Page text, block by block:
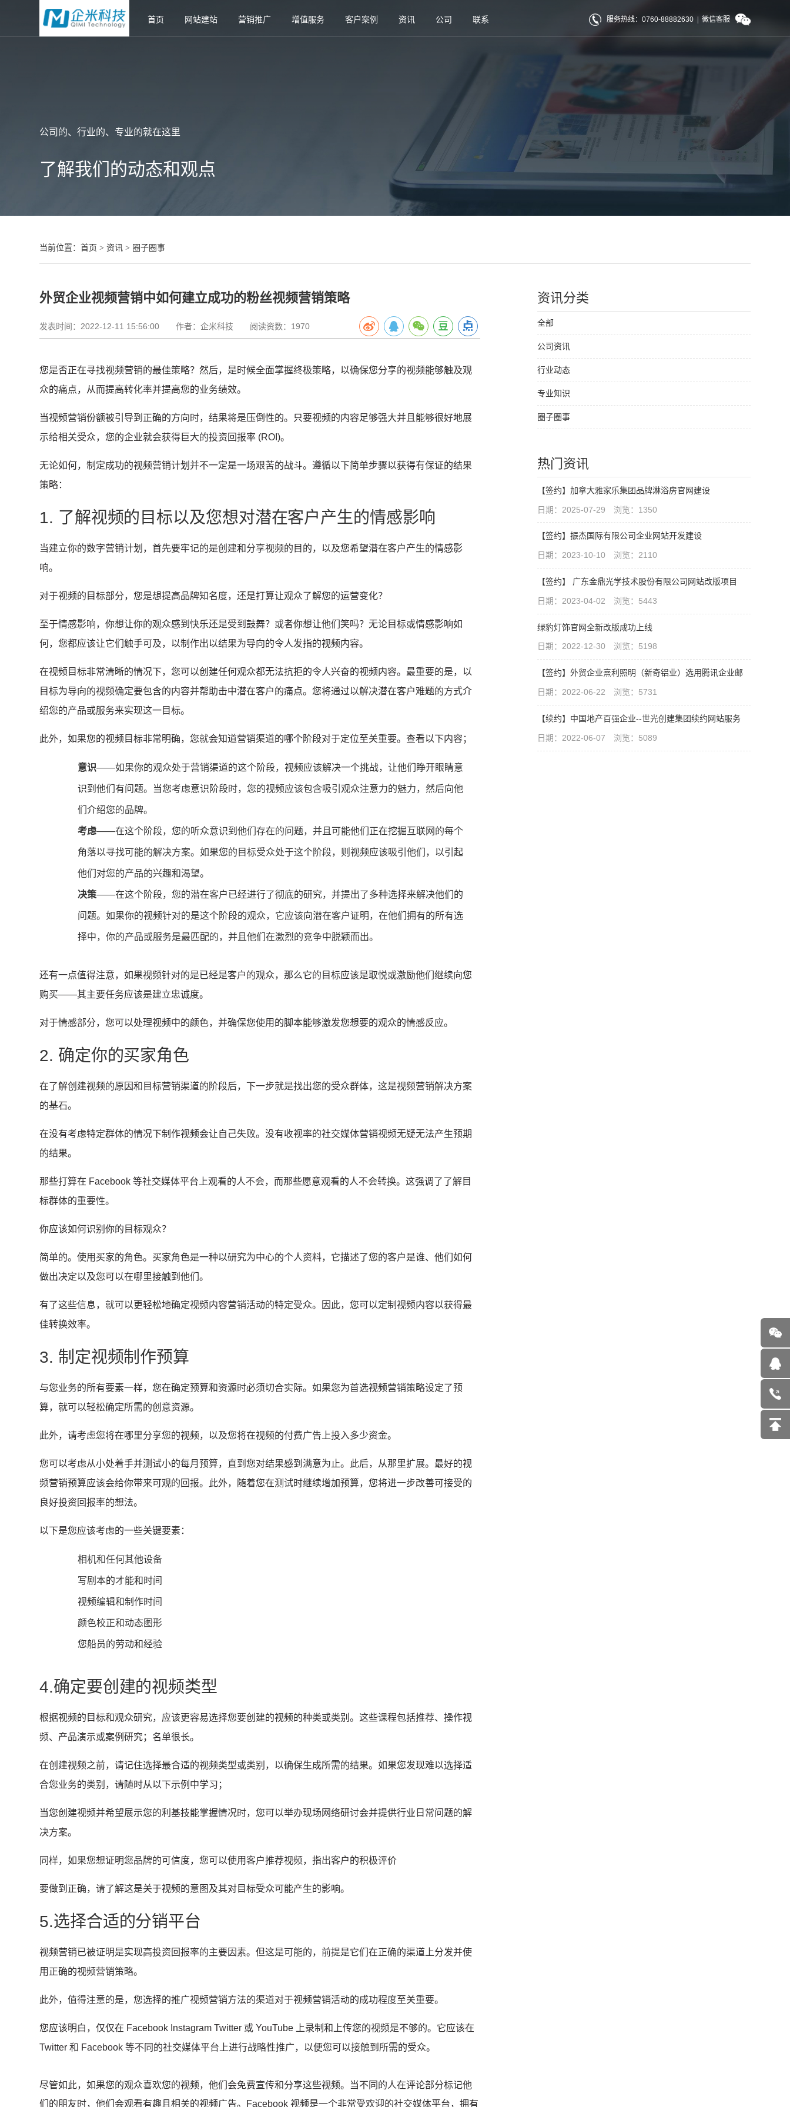
首页 网站建站 营销推广 增值服务 客户案例 资讯 公司 联系 服务热线：0760-88882630 微信客服
公司的、行业的、专业的就在这里
了解我们的动态和观点
当前位置：首页 资讯 圈子圈事
外贸企业视频营销中如何建立成功的粉丝视频营销策略
发表时间：2022-12-11 15:56:00作者：企米科技 阅读资数：1970
您是否正在寻找视频营销的最佳策略？然后，是时候全面掌握终极策略，以确保您分享的视频能够触及观
众的痛点，从而提高转化率并提高您的业务绩效。
当视频营销份额被引导到正确的方向时，结果将是压倒性的。
只要视频的内容足够强大并且能够很好地展
示给相关受众，您的企业就会获得巨大的投资回报率 (ROI)。
无论如何，制定成功的视频营销计划并不一定是一场艰苦的战斗。遵循以下简单步骤以获得有保证的结果
策略：
1. 了解视频的目标以及您想对潜在客户产生的情感影响
当建立你的数字营销计划，首先要牢记的是创建和分享视频的目的，以及您希望潜在客户产生的情感影
响。
对于视频的目标部分，您是想提高品牌知名度，还是打算让观众了解您的运营变化？
至于情感影响，你想让你的观众感到快乐还是受到鼓舞？ 或者你想让他们笑吗？无论目标或情感影响如
何，您都应该让它们触手可及，以制作出以结果为导向的令人发指的视频内容。
在视频目标非常清晰的情况下，您可以创建任何观众都无法抗拒的令人兴奋的视频内容。最重要的是，以
目标为导向的视频确定要包含的内容并帮助击中潜在客户的痛点。您将通过以解决潜在客户难题的方式介
绍您的产品或服务来实现这一目标。
此外，如果您的视频目标非常明确，您就会知道营销渠道的哪个阶段对于定位至关重要。查看以下内容；
意识——如果你的观众处于营销渠道的这个阶段，视频应该解决一个挑战，让他们睁开眼睛意
识到他们有问题。当您考虑意识阶段时，您的视频应该包含吸引观众注意力的魅力，然后向他
们介绍您的品牌。
考虑——在这个阶段，您的听众意识到他们存在的问题，并且可能他们正在挖掘互联网的每个
角落以寻找可能的解决方案。如果您的目标受众处于这个阶段，则视频应该吸引他们，以引起
他们对您的产品的兴趣和渴望。
决策——在这个阶段，您的潜在客户已经进行了彻底的研究，并提出了多种选择来解决他们的
问题。如果你的视频针对的是这个阶段的观众，它应该向潜在客户证明，在他们拥有的所有选
择中，你的产品或服务是最匹配的，并且他们在激烈的竞争中脱颖而出。
还有一点值得注意，如果视频针对的是已经是客户的观众，那么它的目标应该是取悦或激励他们继续向您
购买——其主要任务应该是建立忠诚度。
对于情感部分，您可以处理视频中的颜色，并确保您使用的脚本能够激发您想要的观众的情感反应。
2. 确定你的买家角色
在了解创建视频的原因和目标营销渠道的阶段后，下一步就是找出您的受众群体，这是视频营销解决方案
的基石。
在没有考虑特定群体的情况下制作视频会让自己失败。没有收视率的社交媒体营销视频无疑无法产生预期
的结果。
那些打算在 Facebook 等社交媒体平台上观看的人不会，而那些愿意观看的人不会转换。这强调了了解目
标群体的重要性。
你应该如何识别你的目标观众？
简单的。使用买家的角色。 买家角色是一种以研究为中心的个人资料，它描述了您的客户是谁、他们如何
做出决定以及您可以在哪里接触到他们。
有了这些信息，就可以更轻松地确定视频内容营销活动的特定受众。
因此，您可以定制视频内容以获得最
佳转换效率。
3. 制定视频制作预算
与您业务的所有要素一样，您在确定预算和资源时必须切合实际。如果您为首选视频营销策略设定了预
算，就可以轻松确定所需的创意资源。
此外，请考虑您将在哪里分享您的视频，以及您将在视频的付费广告上投入多少资金。
您可以考虑从小处着手并测试小的每月预算，直到您对结果感到满意为止。 此后，从那里扩展。最好的视
频营销预算应该会给你带来可观的回报。
此外，随着您在测试时继续增加预算，您将进一步改善可接受的
良好投资回报率的想法。
以下是您应该考虑的一些关键要素：
相机和任何其他设备
写剧本的才能和时间
视频编辑和制作时间
颜色校正和动态图形
您船员的劳动和经验
4.确定要创建的视频类型
根据视频的目标和观众研究，应该更容易选择您要创建的视频的种类或类别。这些课程包括推荐、操作视
频、产品演示或案例研究； 名单很长。
在创建视频之前，请记住选择最合适的视频类型或类别，以确保生成所需的结果。如果您发现难以选择适
合您业务的类别，请随时从以下示例中学习；
当您创建视频并希望展示您的利基技能掌握情况时，您可以举办现场网络研讨会并提供行业日常问题的解
决方案。
同样，如果您想证明您品牌的可信度，您可以使用客户推荐视频，指出客户的积极评价
要做到正确，请了解这是关于视频的意图及其对目标受众可能产生的影响。
5.选择合适的分销平台
视频营销已被证明是实现高投资回报率的主要因素。但这是可能的，前提是它们在正确的渠道上分发并使
用正确的视频营销策略。
此外，值得注意的是，您选择的推广视频营销方法的渠道对于视频营销活动的成功程度至关重要。
您应该明白，仅仅在 Facebook Instagram Twitter 或 YouTube 上录制和上传您的视频是不够的。 它应该在
Twitter 和 Facebook 等不同的社交媒体平台上进行战略性推广，以便您可以接触到所需的受众。
尽管如此，如果您的观众喜欢您的视频，他们会免费宣传和分享这些视频。
当不同的人在评论部分标记他
们的朋友时，他们会观看有趣且相关的视频广告。
Facebook 视频是一个非常受欢迎的社交媒体平台，拥有
资讯分类
全部
公司资讯
行业动态
专业知识
圈子圈事
热门资讯
【签约】加拿大雅家乐集团品牌淋浴房官网建设
日期：2025-07-29 浏览：1350
【签约】振杰国际有限公司企业网站开发建设
日期：2023-10-10 浏览：2110
【签约】 广东金鼎光学技术股份有限公司网站改版项目
日期：2023-04-02 浏览：5443
绿豹灯饰官网全新改版成功上线
日期：2022-12-30 浏览：5198
【签约】外贸企业熹利照明（新奇铝业）选用腾讯企业邮
日期：2022-06-22 浏览：5731
【续约】中国地产百强企业--世光创建集团续约网站服务
日期：2022-06-07 浏览：5089